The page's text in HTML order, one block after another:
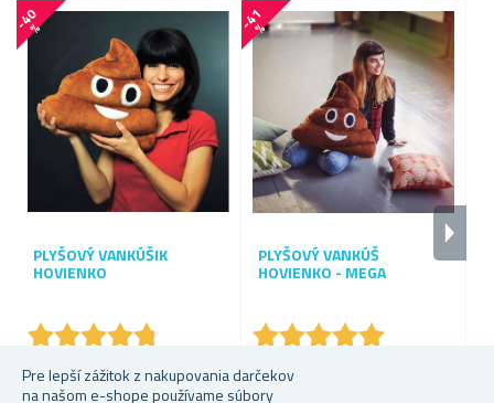
Pre lepší zážitok z nakupovania darčekov
na našom e-shope používame súbory
-
4
0
%
PLYŠOVÝ VANKÚŠIK
HOVIENKO
★★★★★
★★★★★
Skladem
-
4
1
%
PLYŠOVÝ VANKÚŠ
HOVIENKO - MEGA
★★★★★
★★★★★
Skladem